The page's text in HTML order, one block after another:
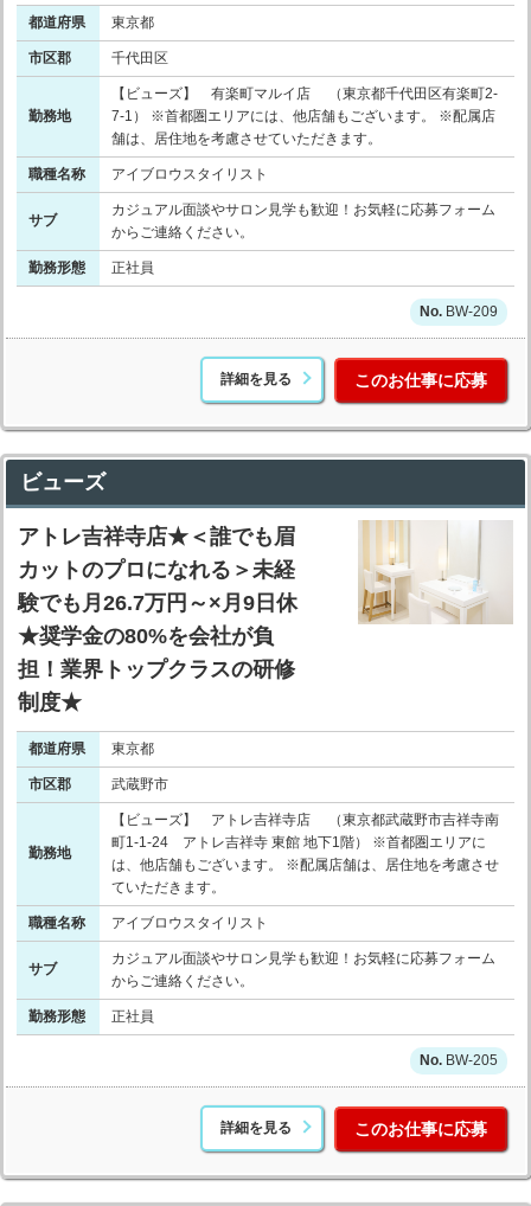
都道府県 東京都
市区郡 千代田区
勤務地
【ビューズ】 有楽町マルイ店 （東京都千代田区有楽町2-
7-1） ※首都圏エリアには、他店舗もございます。 ※配属店
舗は、居住地を考慮させていただきます。
職種名称 アイブロウスタイリスト
サブ
カジュアル面談やサロン見学も歓迎！お気軽に応募フォーム
からご連絡ください。
勤務形態 正社員
BW-209
詳細を見る このお仕事に応募
ビューズ
アトレ吉祥寺店★＜誰でも眉
カットのプロになれる＞未経
験でも月26.7万円～×月9日休
★奨学金の80%を会社が負
担！業界トップクラスの研修
制度★
都道府県 東京都
市区郡 武蔵野市
勤務地
【ビューズ】 アトレ吉祥寺店 （東京都武蔵野市吉祥寺南
町1-1-24 アトレ吉祥寺 東館 地下1階） ※首都圏エリアに
は、他店舗もございます。 ※配属店舗は、居住地を考慮させ
ていただきます。
職種名称 アイブロウスタイリスト
サブ
カジュアル面談やサロン見学も歓迎！お気軽に応募フォーム
からご連絡ください。
勤務形態 正社員
BW-205
詳細を見る このお仕事に応募